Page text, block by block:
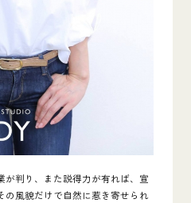
が判り、また説得力が有れば、宣
風貌だけで自然に惹き寄せられ